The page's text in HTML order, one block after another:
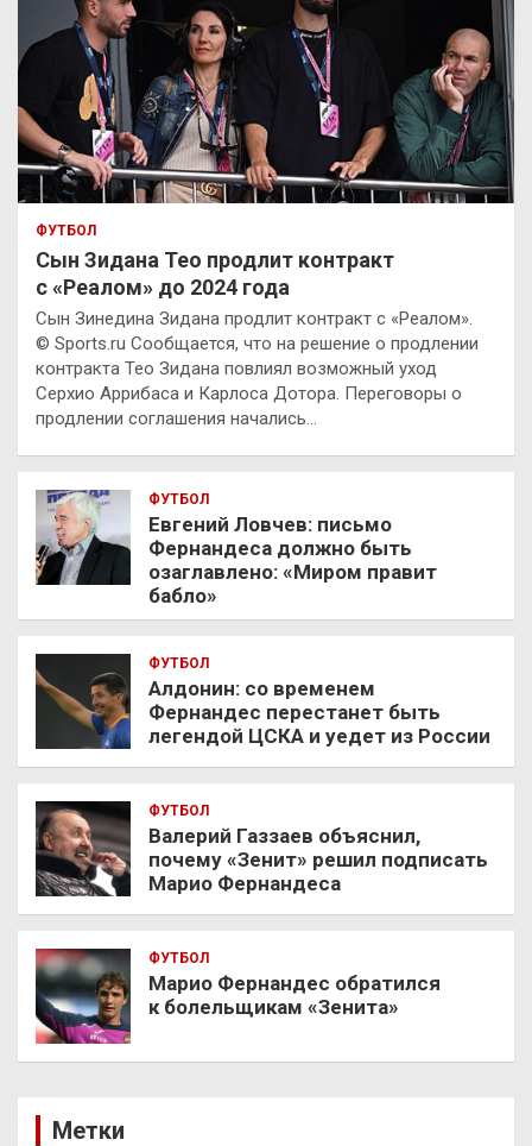
ФУТБОЛ
Сын Зидана Тео продлит контракт
с «Реалом» до 2024 года
Сын Зинедина Зидана продлит контракт с «Реалом».
© Sports.ru Сообщается, что на решение о продлении
контракта Тео Зидана повлиял возможный уход
Серхио Аррибаса и Карлоса Дотора. Переговоры о
продлении соглашения начались…
ФУТБОЛ
Евгений Ловчев: письмо
Фернандеса должно быть
озаглавлено: «Миром правит
бабло»
ФУТБОЛ
Алдонин: со временем
Фернандес перестанет быть
легендой ЦСКА и уедет из России
ФУТБОЛ
Валерий Газзаев объяснил,
почему «Зенит» решил подписать
Марио Фернандеса
ФУТБОЛ
Марио Фернандес обратился
к болельщикам «Зенита»
Метки